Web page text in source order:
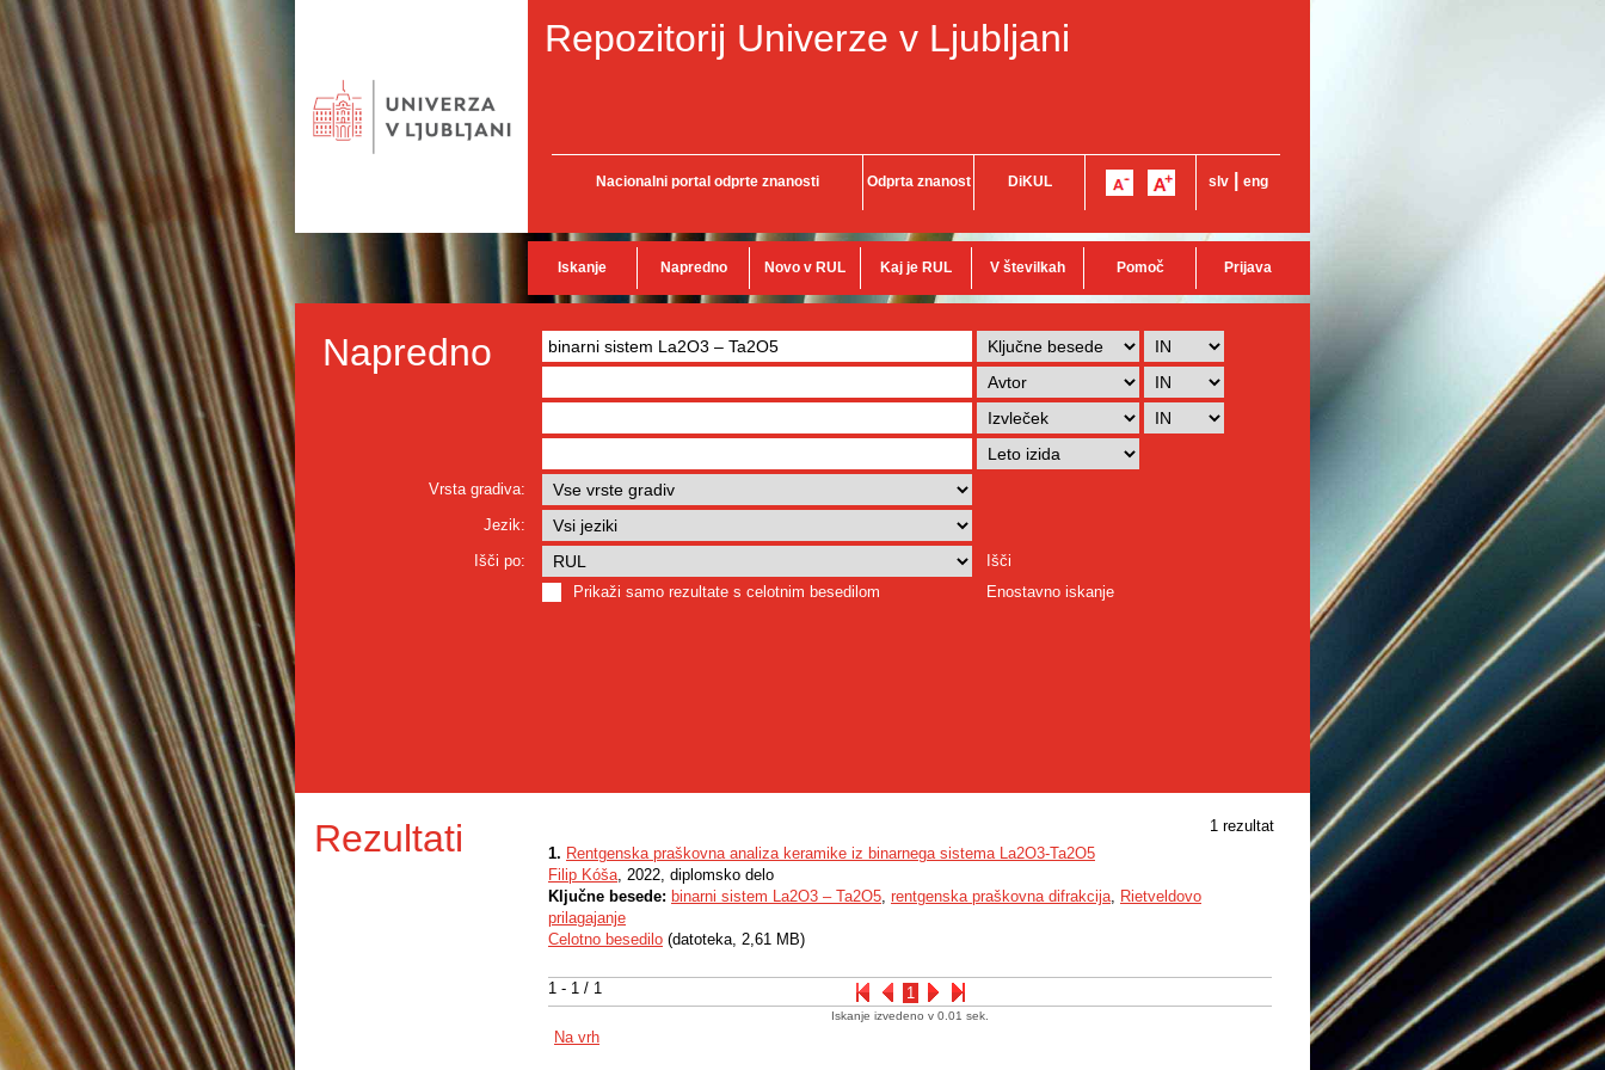
Repozitorij Univerze v Ljubljani
Nacionalni portal odprte znanosti Odprta znanost DiKUL slv eng
Iskanje Napredno Novo v RUL Kaj je RUL V številkah Pomoč Prijava
Napredno
Vrsta gradiva:
Jezik:
Išči po:
Išči
Prikaži samo rezultate s celotnim besedilom
Enostavno iskanje
Rezultati 1 rezultat
1 - 1 / 1 1
1. Rentgenska praškovna analiza keramike iz binarnega sistema La2O3-Ta2O5
Filip Kóša, 2022, diplomsko delo
Ključne besede: binarni sistem La2O3 – Ta2O5, rentgenska praškovna difrakcija, Rietveldovo
prilagajanje
Celotno besedilo (datoteka, 2,61 MB)
Iskanje izvedeno v 0.01 sek.
Na vrh